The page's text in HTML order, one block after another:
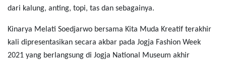
dari kalung, anting, topi, tas dan sebagainya.
Kinarya Melati Soedjarwo bersama Kita Muda Kreatif terakhir
kali dipresentasikan secara akbar pada Jogja Fashion Week
2021 yang berlangsung di Jogja National Museum akhir